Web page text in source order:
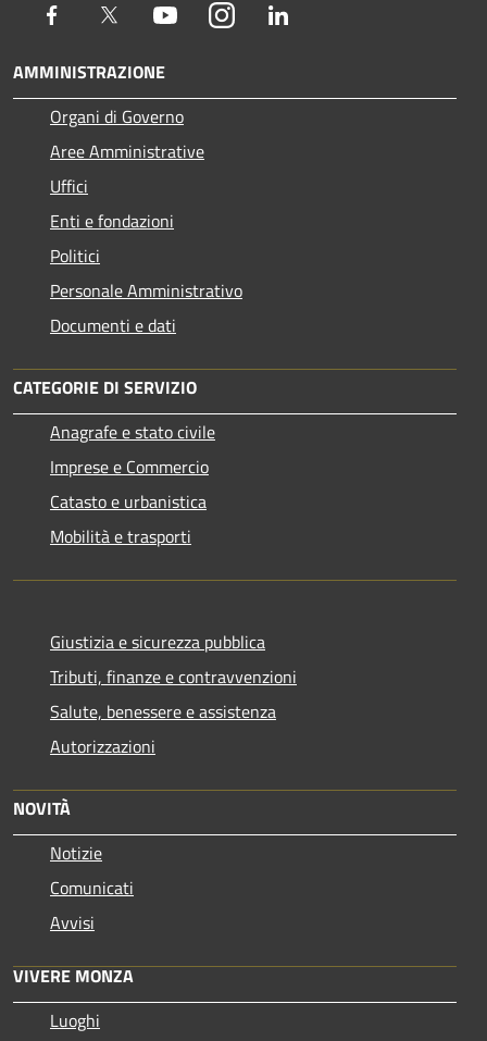
Facebook Twitter YoutubeInstagram
AMMINISTRAZIONE
Organi di Governo
Aree Amministrative
Uffici
Enti e fondazioni
Politici
Personale Amministrativo
Documenti e dati
CATEGORIE DI SERVIZIO
Anagrafe e stato civile
Imprese e Commercio
Catasto e urbanistica
Mobilità e trasporti
Giustizia e sicurezza pubblica
Tributi, finanze e contravvenzioni
Salute, benessere e assistenza
Autorizzazioni
NOVITÀ
Notizie
Comunicati
Avvisi
VIVERE MONZA
Luoghi